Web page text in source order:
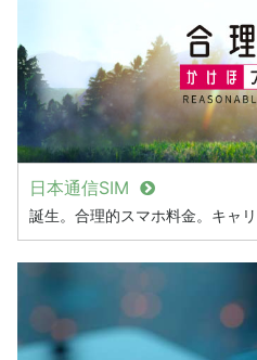
日本通信SIM
誕生。合理的スマホ料金。キャ